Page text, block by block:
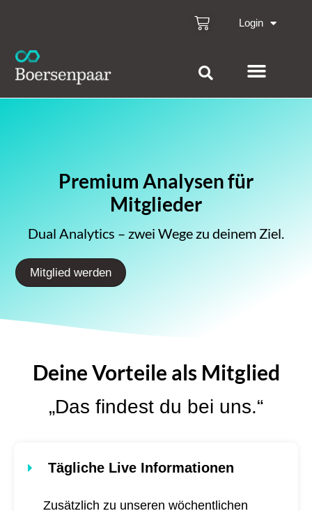
Login
Premium Analysen für
Mitglieder
Dual Analytics – zwei Wege zu deinem Ziel.
Mitglied werden
Deine Vorteile als Mitglied
„Das findest du bei uns.“
Tägliche Live Informationen
Zusätzlich zu unseren wöchentlichen